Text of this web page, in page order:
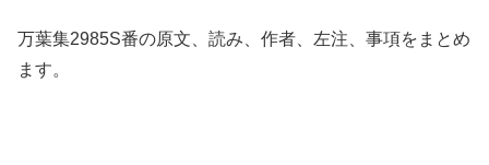
万葉集2985S番の原文、読み、作者、左注、事項をまとめ
ます。